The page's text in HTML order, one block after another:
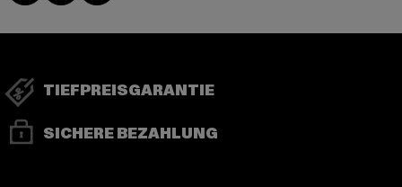
TIEFPREISGARANTIE
SICHERE BEZAHLUNG